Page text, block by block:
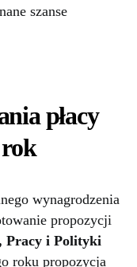
szanse
płacy
wynagrodzenia
propozycji
Pracy i Polityki
roku propozycja